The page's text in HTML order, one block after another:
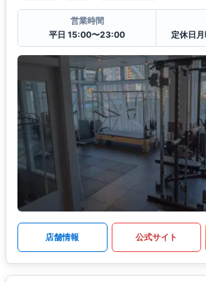
営業時間
平日 15:00〜23:00
定休日月
店舗情報 公式サイト